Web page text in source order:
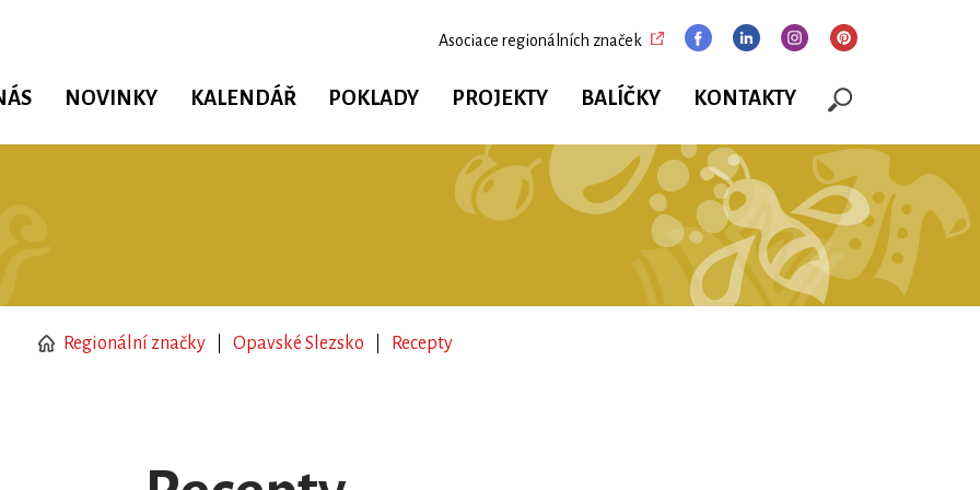
Asociace regionálních značek
NOVINKY KALENDÁŘ POKLADY PROJEKTY BALÍČKY KONTAKTY
Regionální značky Opavské Slezsko Recepty